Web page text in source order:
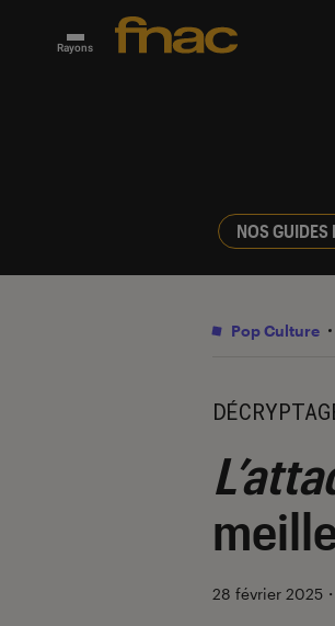
Rayons
NOS GUIDES
Pop Culture
28 février 2025 ・